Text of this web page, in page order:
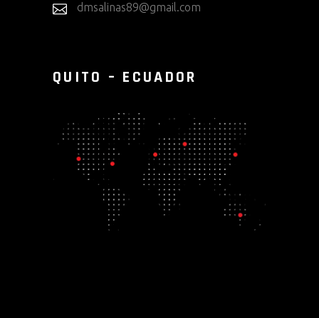
dmsalinas89@gmail.com
QUITO – ECUADOR